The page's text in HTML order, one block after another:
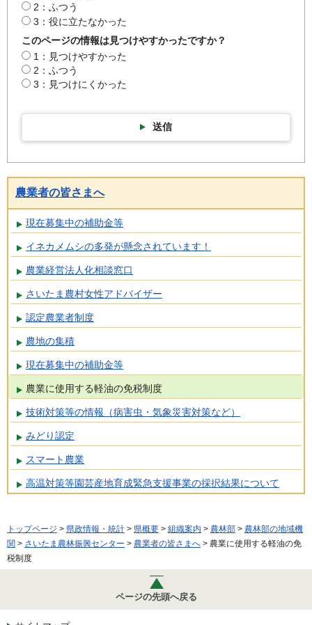
2：ふつう
3：役に立たなかった
このページの情報は見つけやすかったですか？
1：見つけやすかった
2：ふつう
3：見つけにくかった
送信
農業者の皆さまへ
現在募集中の補助金等
イネカメムシの多発が懸念されています！
農業経営法人化相談窓口
さいたま農村女性アドバイザー
認定農業者制度
農地の集積
現在募集中の補助金等
農業に使用する軽油の免税制度
技術対策等の情報（病害虫・気象災害対策など）
みどり認定
スマート農業
高温対策等園芸産地育成緊急支援事業の採択結果について
トップページ > 県政情報・統計 > 県概要 > 組織案内 > 農林部 > 農林部の地域機
関 > さいたま農林振興センター > 農業者の皆さまへ > 農業に使用する軽油の免
税制度
ページの先頭へ戻る